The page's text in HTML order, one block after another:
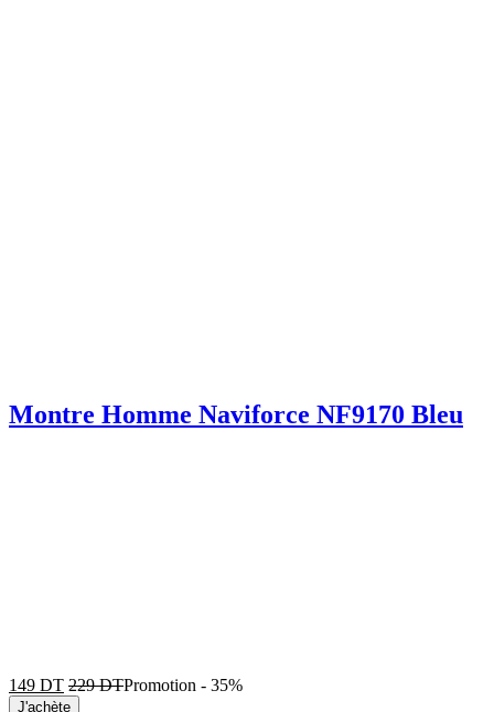
Montre Homme Naviforce NF9170 Bleu
149 DT 229DTPromotion - 35%
J'achète